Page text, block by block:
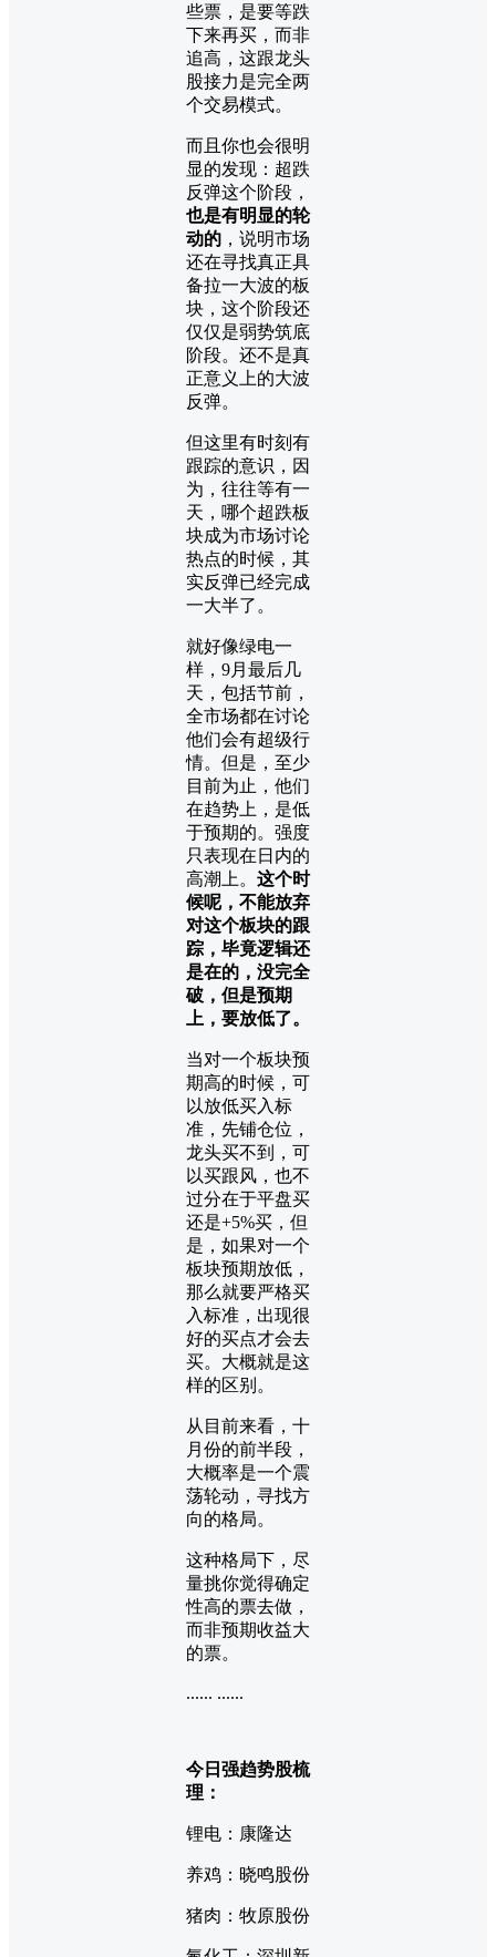
些票，是要等跌
下来再买，而非
追高，这跟龙头
股接力是完全两
个交易模式。
而且你也会很明
显的发现：超跌
反弹这个阶段，
也是有明显的轮
动的 ，说明市场
还在寻找真正具
备拉一大波的板
块，这个阶段还
仅仅是弱势筑底
阶段。还不是真
正意义上的大波
反弹。
但这里有时刻有
跟踪的意识，因
为，往往等有一
天，哪个超跌板
块成为市场讨论
热点的时候，其
实反弹已经完成
一大半了。
就好像绿电一
样，9月最后几
天，包括节前，
全市场都在讨论
他们会有超级行
情。但是，至少
目前为止，他们
在趋势上，是低
于预期的。强度
只表现在日内的
高潮上。 这个时
候呢，不能放弃
对这个板块的跟
踪，毕竟逻辑还
是在的，没完全
破，但是预期
上，要放低了。
当对一个板块预
期高的时候，可
以放低买入标
准，先铺仓位，
龙头买不到，可
以买跟风，也不
过分在于平盘买
还是+5%买，但
是，如果对一个
板块预期放低，
那么就要严格买
入标准，出现很
好的买点才会去
买。大概就是这
样的区别。
从目前来看，十
月份的前半段，
大概率是一个震
荡轮动，寻找方
向的格局。
这种格局下，尽
量挑你觉得确定
性高的票去做，
而非预期收益大
的票。
...... ......
今日强趋势股梳
理：
锂电：康隆达
养鸡：晓鸣股份
猪肉：牧原股份